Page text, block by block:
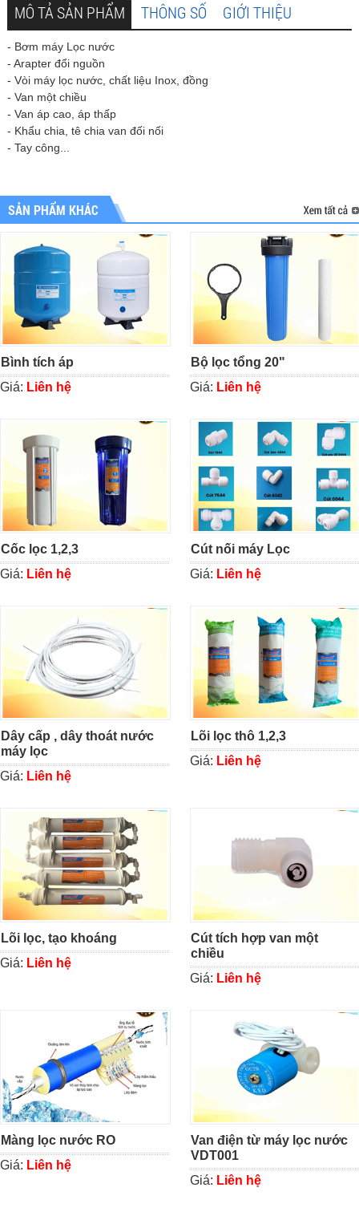
MÔ TẢ SẢN PHẨM THÔNG SỐ GIỚI THIỆU
- Bơm máy Lọc nước
- Arapter đổi nguồn
- Vòi máy lọc nước, chất liệu Inox, đồng
- Van một chiều
- Van áp cao, áp thấp
- Khẩu chia, tê chia van đối nối
- Tay công...
SẢN PHẨM KHÁC
Bình tích áp
Giá: Liên hệ
Bộ lọc tổng 20"
Giá: Liên hệ
Cốc lọc 1,2,3
Giá: Liên hệ
Cút nối máy Lọc
Giá: Liên hệ
Dây cấp , dây thoát nước
máy lọc
Giá: Liên hệ
Lõi lọc thô 1,2,3
Giá: Liên hệ
Lõi lọc, tạo khoáng
Giá: Liên hệ
Cút tích hợp van một
chiều
Giá: Liên hệ
Màng lọc nước RO
Giá: Liên hệ
Van điện từ máy lọc nước
VDT001
Giá: Liên hệ